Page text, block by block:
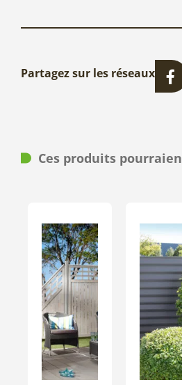
Partagez sur les réseaux
Ces produits